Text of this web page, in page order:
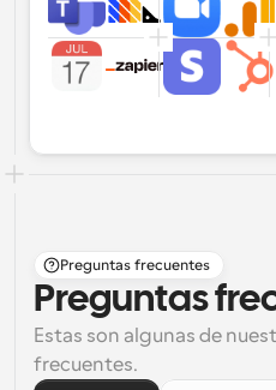
Preguntas frecuentes
Preguntas
Estas son algunas de
frecuentes.